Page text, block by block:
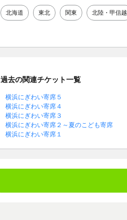
北海道 東北 関東 北陸・甲信越
過去の関連チケット一覧
横浜にぎわい寄席５
横浜にぎわい寄席４
横浜にぎわい寄席３
横浜にぎわい寄席２～夏のこども寄席
横浜にぎわい寄席１